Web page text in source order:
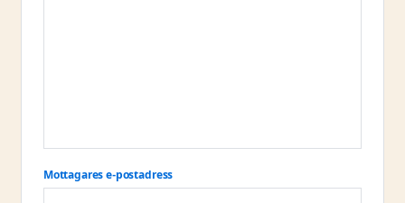
Mottagares e-postadress